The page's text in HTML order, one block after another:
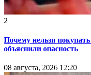
2
Почему нельзя
объяснили опасность
08 августа, 2026 12:20